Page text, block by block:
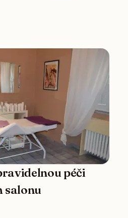
péči
salonu